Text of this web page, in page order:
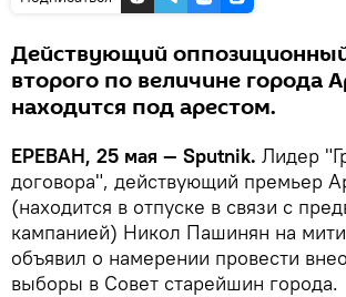
Действующий
второго по величине города
находится под арестом.
ЕРЕВАН, 25 мая — Sputnik. Лидер
договора", действующий премьер
(находится в отпуске в связи с
кампанией) Никол Пашинян на
объявил о намерении провести
выборы в Совет старейшин города.